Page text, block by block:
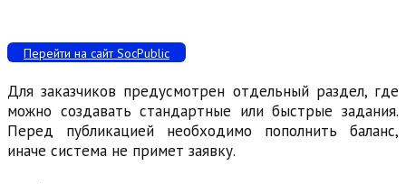
Перейти на сайт SocPublic
Для заказчиков предусмотрен отдельный раздел, где
можно создавать стандартные или быстрые задания.
Перед публикацией необходимо пополнить баланс,
иначе система не примет заявку.